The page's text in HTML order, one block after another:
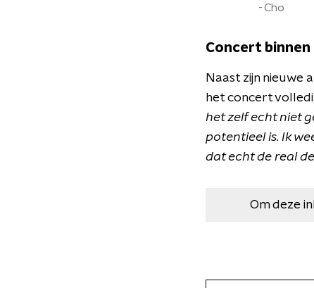
Cho
Concert
Naast zijn nieuwe
het concert
het zelf echt niet
potentieel is. Ik
dat echt de real
Om deze